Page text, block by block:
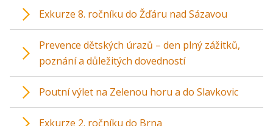
Exkurze 8. ročníku do Žďáru nad Sázavou
Prevence dětských úrazů – den plný zážitků,
poznání a důležitých dovedností
Poutní výlet na Zelenou horu a do Slavkovic
Exkurze 2. ročníku do Brna